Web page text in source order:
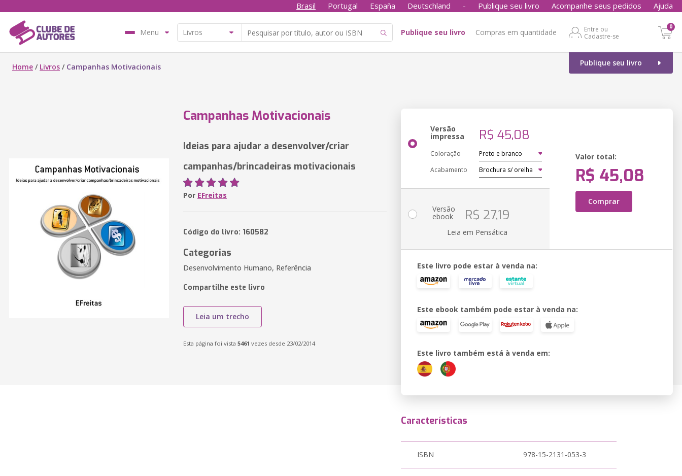
Brasil Portugal España Deutschland - Publique seu livro Acompanhe seus pedidos Ajuda
Menu Publique seu livro Compras em quantidade
Entre ou
Cadastre-se
0
Publique seu livro
Home / Livros / Campanhas Motivacionais
Campanhas Motivacionais
Ideias para ajudar a desenvolver/criar
campanhas/brincadeiras motivacionais
Por EFreitas
Código do livro: 160582
Categorias
Desenvolvimento Humano, Referência
Compartilhe este livro
Leia um trecho
Esta página foi vista 5461 vezes desde 23/02/2014
Versão
impressa R$ 45,08
Coloração
Acabamento
Valor total:
R$ 45,08
Comprar
Versão
ebook R$ 27,19
Leia em Pensática
Este livro pode estar à venda na:
Este ebook também pode estar à venda na:
Este livro também está à venda em:
Características
ISBN 978-15-2131-053-3